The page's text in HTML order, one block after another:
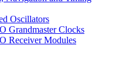
Oscillators
Grandmaster Clocks
Receiver Modules